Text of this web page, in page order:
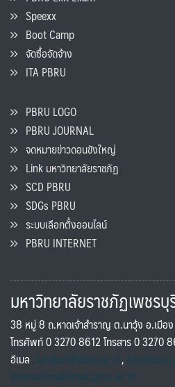
Speexx
Boot Camp
จัดซื้อจัดจ้าง
ITA PBRU
PBRU LOGO
PBRU JOURNAL
จดหมายข่าวดอนขังใหญ่
Link มหาวิทยาลัยราชภัฏ
SCD PBRU
SDGs PBRU
ระบบเลือกตั้งออนไลน์
PBRU INTERNET
มหาวิทยาลัยราชภัฏเพชรบุ
38 หมู่ 8 ถ.หาดเจ้าสำราญ ต.นาวุ้ง อ.เมือ
โทรศัพท์ 0 3270 8612 โทรสาร 0 3270
อีเมล saraban@pbru.ac.th,
international@mail.pbru.ac.th